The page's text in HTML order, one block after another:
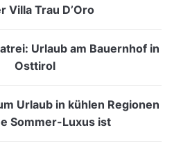
Villa Trau D’Oro
Urlaub am Bauernhof in
Osttirol
Urlaub in kühlen Regionen
Sommer-Luxus ist